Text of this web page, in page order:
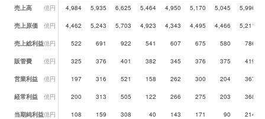
業績データ一覧
売上高 億円 4,984 5,935 6,625 5,464 4,950 5,170 5,045 5,996
売上原価 億円 4,462 5,243 5,703 4,923 4,343 4,495 4,466 5,211
売上総利益億円 522 691 922 541 607 675 580 786
販管費 億円 325 376 401 382 345 376 375 419
営業利益 億円 197 316 521 158 262 300 204 367
経常利益 億円 200 313 505 122 266 275 203 368
当期純利益億円 108 159 308 40 143 171 90 214